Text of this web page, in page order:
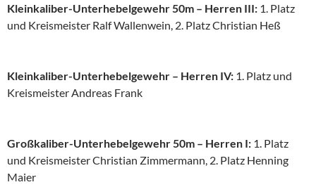
Kleinkaliber-Unterhebelgewehr 50m – Herren III: 1. Platz
und Kreismeister Ralf Wallenwein, 2. Platz Christian Heß
Kleinkaliber-Unterhebelgewehr – Herren IV: 1. Platz und
Kreismeister Andreas Frank
Großkaliber-Unterhebelgewehr 50m – Herren I: 1. Platz
und Kreismeister Christian Zimmermann, 2. Platz Henning
Maier